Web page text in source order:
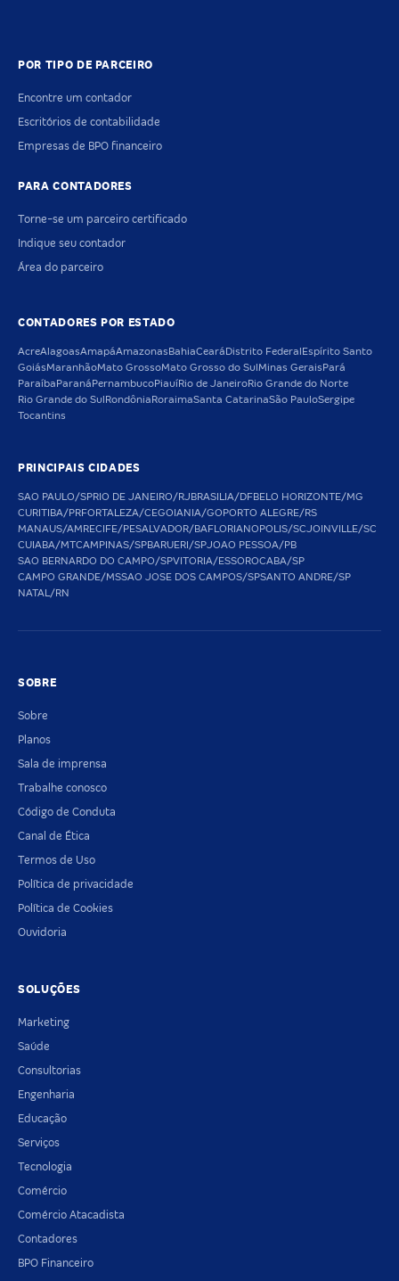
POR TIPO DE PARCEIRO
Encontre um contador
Escritórios de contabilidade
Empresas de BPO financeiro
PARA CONTADORES
Torne-se um parceiro certificado
Indique seu contador
Área do parceiro
CONTADORES POR ESTADO
AcreAlagoasAmapáAmazonas BahiaCeará Distrito Federal Espírito Santo
GoiásMaranhãoMato GrossoMato Grosso do Sul Minas Gerais Pará
Paraíba Paraná PernambucoPiauíRio de JaneiroRio Grande do Norte
Rio Grande do Sul Rondônia RoraimaSanta CatarinaSão PauloSergipe
Tocantins
PRINCIPAIS CIDADES
SAO PAULO/SPRIO DE JANEIRO/RJBRASILIA/DFBELO HORIZONTE/MG
CURITIBA/PRFORTALEZA/CEGOIANIA/GOPORTO ALEGRE/RS
MANAUS/AMRECIFE/PESALVADOR/BAFLORIANOPOLIS/SCJOINVILLE/SC
CUIABA/MTCAMPINAS/SPBARUERI/SPJOAO PESSOA/PB
SAO BERNARDO DO CAMPO/SPVITORIA/ESSOROCABA/SP
CAMPO GRANDE/MSSAO JOSE DOS CAMPOS/SPSANTO ANDRE/SP
NATAL/RN
SOBRE
Sobre
Planos
Sala de imprensa
Trabalhe conosco
Código de Conduta
Canal de Ética
Termos de Uso
Política de privacidade
Política de Cookies
Ouvidoria
SOLUÇÕES
Marketing
Saúde
Consultorias
Engenharia
Educação
Serviços
Tecnologia
Comércio
Comércio Atacadista
Contadores
BPO Financeiro